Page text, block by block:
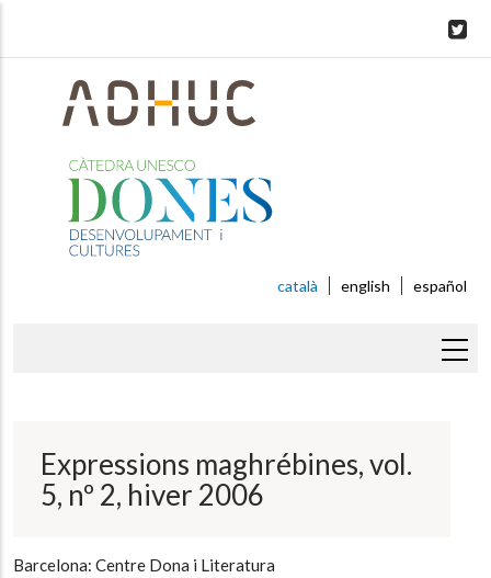
català english español
Expressions maghrébines, vol.
5, nº 2, hiver 2006
Barcelona: Centre Dona i Literatura